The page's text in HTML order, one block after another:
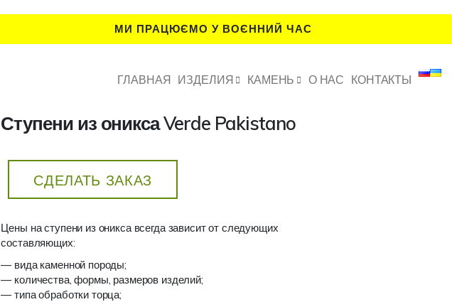
МИ ПРАЦЮЄМО У ВОЄННИЙ ЧАС
ГЛАВНАЯ ИЗДЕЛИЯ КАМЕНЬ О НАС КОНТАКТЫ
Ступени из оникса Verde Pakistano
СДЕЛАТЬ ЗАКАЗ
Цены на ступени из оникса всегда зависит от следующих
составляющих:
— вида каменной породы;
— количества, формы, размеров изделий;
— типа обработки торца;